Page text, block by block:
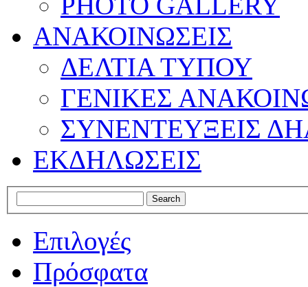
ΑΝΑΚΟΙΝΩΣΕΙΣ
ΔΕΛΤΙΑ ΤΥΠΟΥ
ΓΕΝΙΚΕΣ
ΣΥΝΕΝΤΕΥΞΕΙΣ
ΕΚΔΗΛΩΣΕΙΣ
Επιλογές
Πρόσφατα